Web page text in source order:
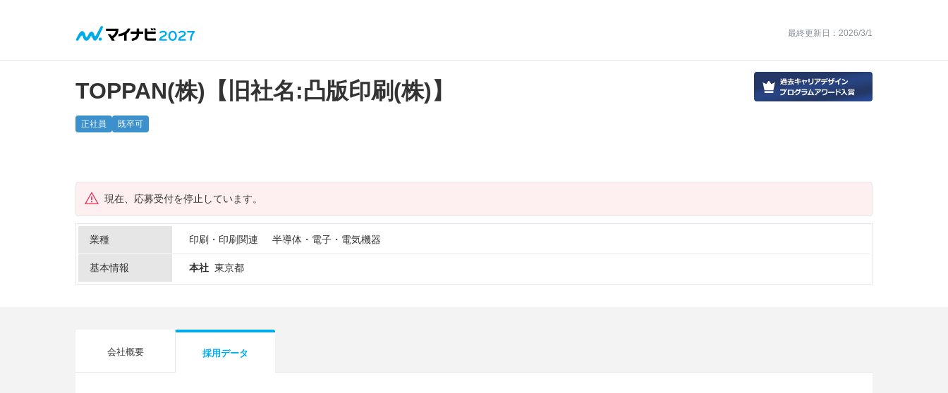
最終更新日：2026/3/1
TOPPAN(株)【旧社名:凸版印刷(株)】
正社員 既卒可
現在、応募受付を停止しています。
業種 印刷・印刷関連 半導体・電子・電気機器
基本情報 本社 東京都
会社概要 採用データ